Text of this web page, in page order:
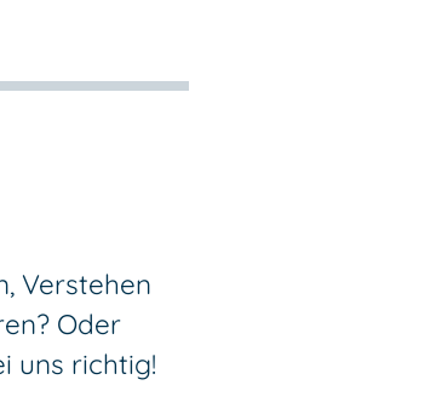
Verstehen
Oder
uns richtig!